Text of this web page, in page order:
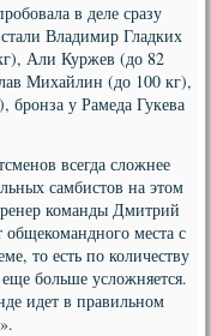
в деле сразу
Владимир Гладких
Али Куржев (до 82
Михайлин (до 100 кг),
бронза у Рамеда Гукева
всегда сложнее
самбистов на этом
команды Дмитрий
места с
то есть по количеству
больше усложняется.
идет в правильном